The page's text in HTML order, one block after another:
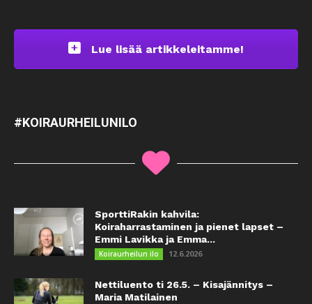
Lue lisää artikkeleitamme!
#KOIRAURHEILUNILO
SporttiRakin kahvila:
Koiraharrastaminen ja pienet lapset –
Emmi Lavikka ja Emma...
Koiraurheilun ilo 12.6.2026
Nettiluento ti 26.5. – Kisajännitys –
Maria Matilainen